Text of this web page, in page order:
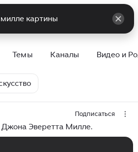
Темы Каналы Видео и
Подписаться
Эверетта Милле.